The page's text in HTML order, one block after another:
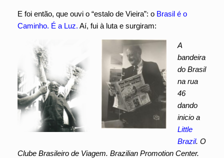
E foi então, que ouvi o “estalo de Vieira”: o Brasil é o
Caminho. É a Luz. Aí, fui à luta e surgiram:
A
bandeira
do Brasil
na rua
46
dando
inicio a
Little
Brazil. O
Clube Brasileiro de Viagem. Brazilian Promotion Center.